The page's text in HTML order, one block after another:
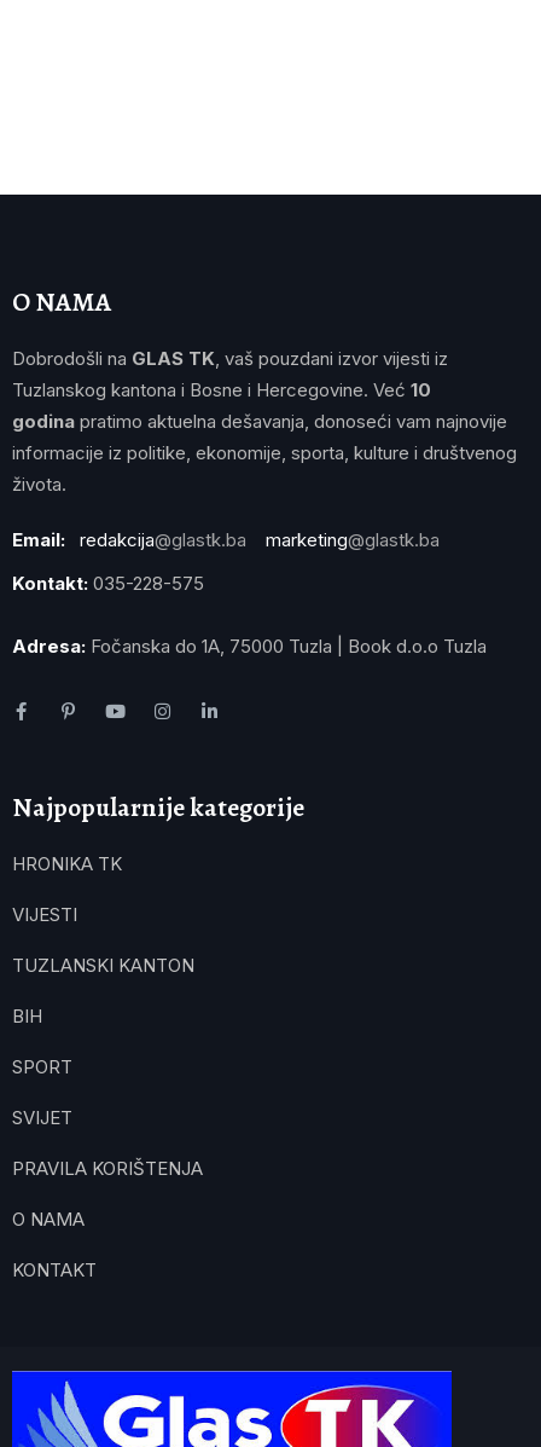
O NAMA
Dobrodošli na GLAS TK , vaš pouzdani izvor vijesti iz
Tuzlanskog kantona i Bosne i Hercegovine. Već 10
godina pratimo aktuelna dešavanja, donoseći vam najnovije
informacije iz politike, ekonomije, sporta, kulture i društvenog
života.
Email: redakcija@glastk.ba marketing@glastk.ba
Kontakt: 035-228-575
Adresa: Fočanska do 1A, 75000 Tuzla | Book d.o.o Tuzla
Najpopularnije kategorije
HRONIKA TK
VIJESTI
TUZLANSKI KANTON
BIH
SPORT
SVIJET
PRAVILA KORIŠTENJA
O NAMA
KONTAKT